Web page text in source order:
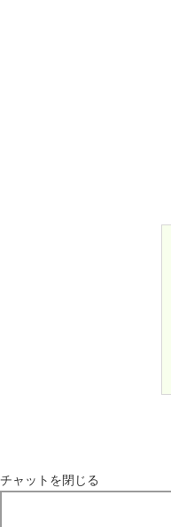
チャットを閉じる